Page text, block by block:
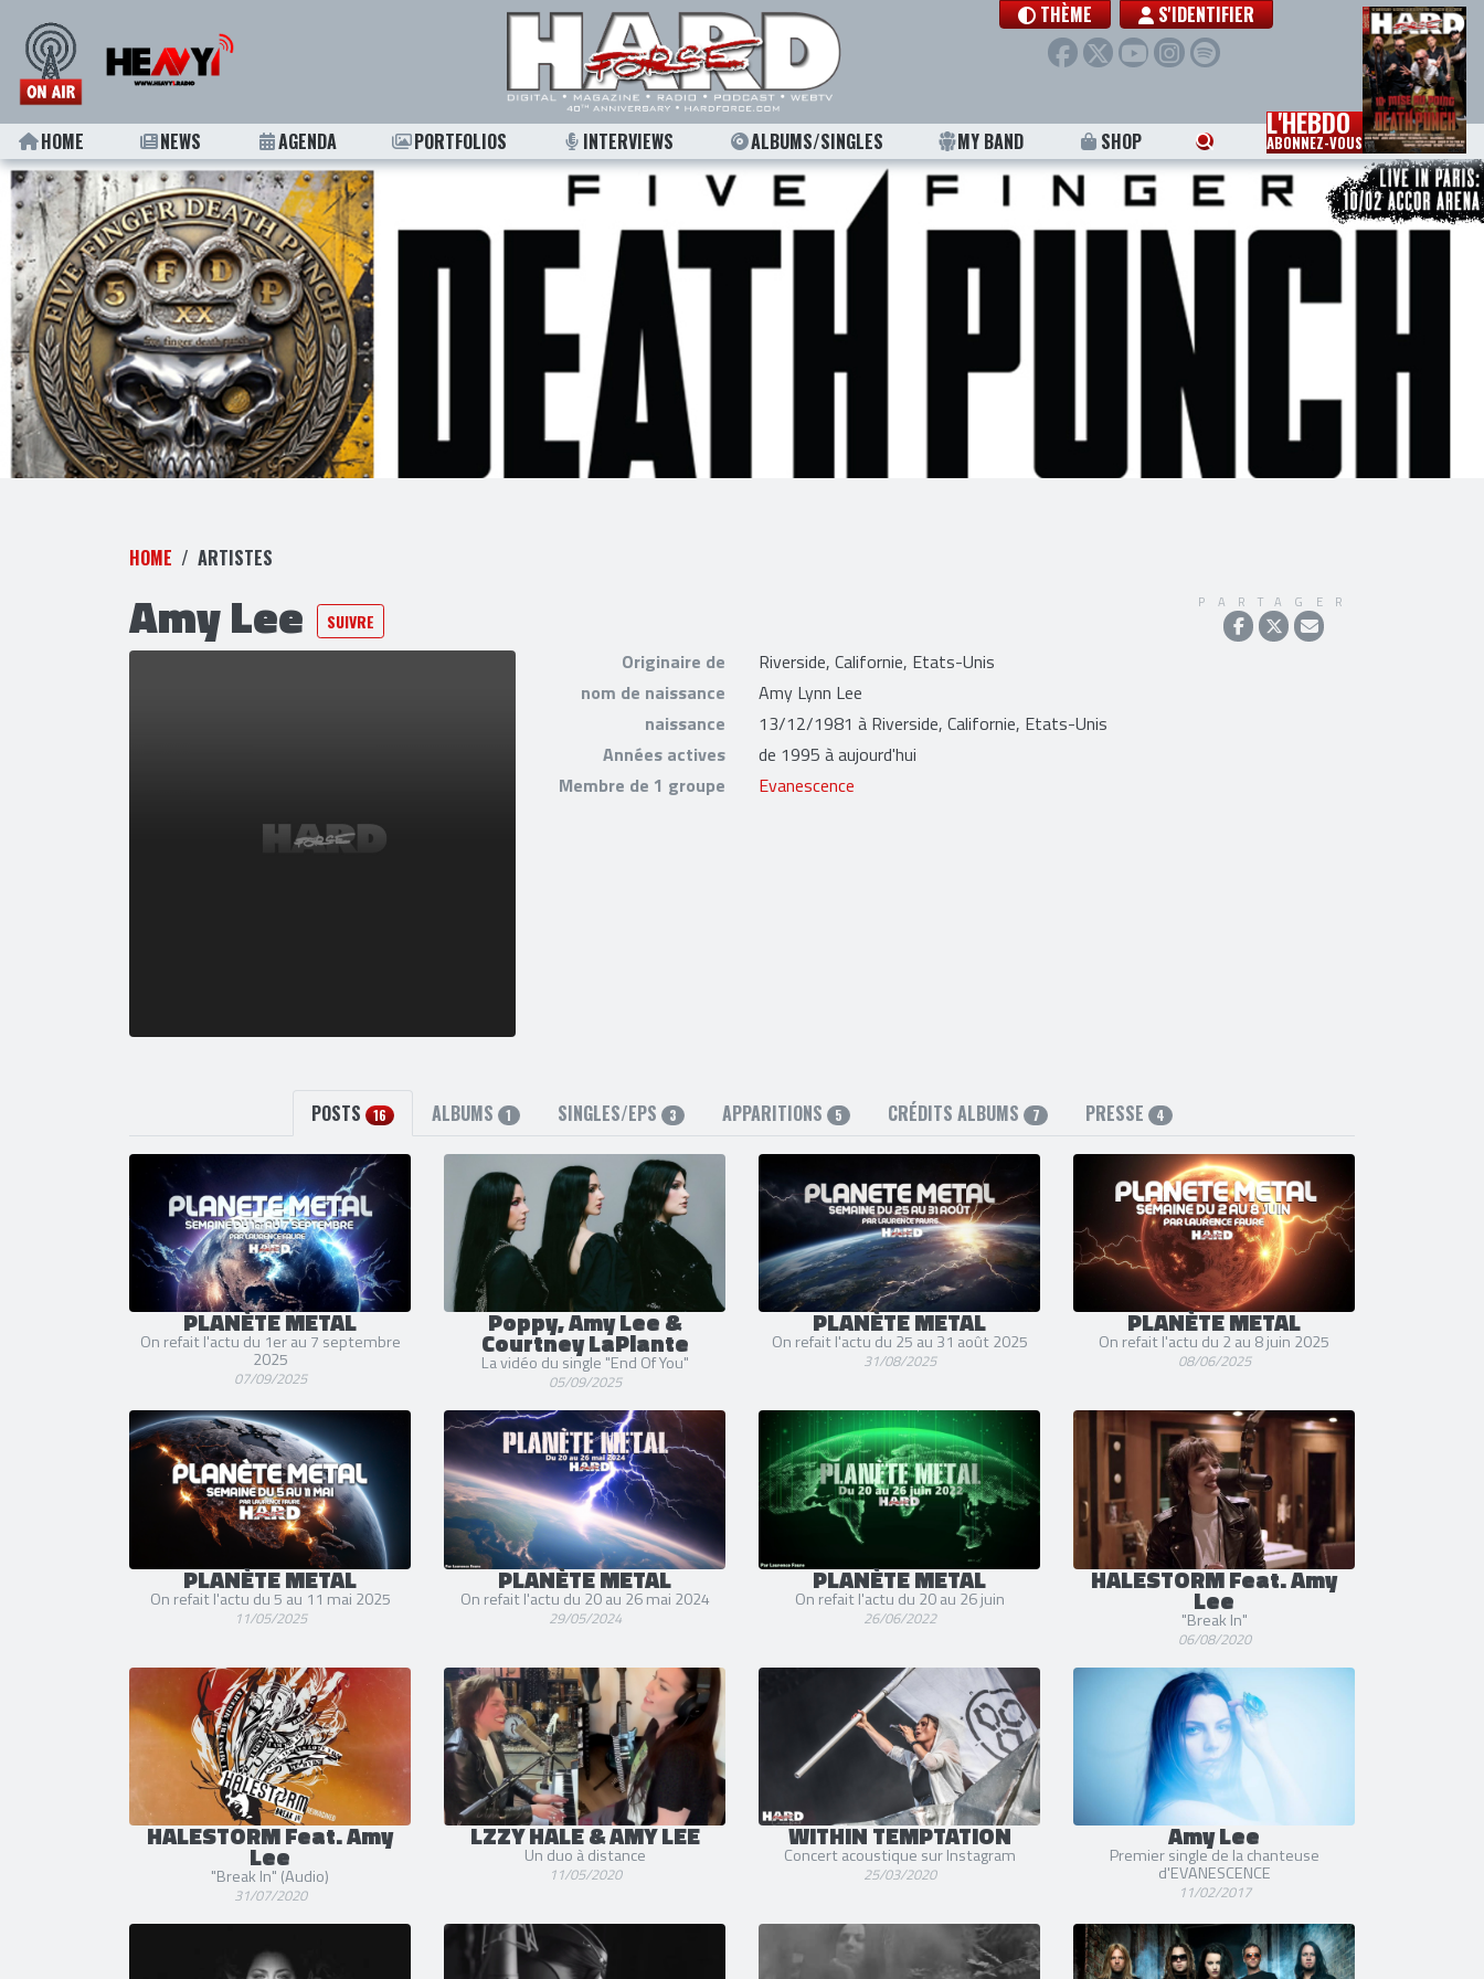
THÈME S'IDENTIFIER
HOME NEWS AGENDA PORTFOLIOS INTERVIEWS ALBUMS/SINGLES MY BAND SHOP L'HEBDO
ABONNEZ-VOUS
HOME ARTISTES
Amy Lee SUIVRE
PARTAGER
Originaire de
Riverside, Californie, Etats-Unis
nom de naissance
Amy Lynn Lee
naissance
13/12/1981 à Riverside, Californie, Etats-Unis
Années actives
de 1995 à aujourd'hui
Membre de 1 groupe
Evanescence
POSTS 16 ALBUMS 1 SINGLES/EPS 3 APPARITIONS 5 CRÉDITS ALBUMS 7 PRESSE 4
PLANÈTE METAL
On refait l'actu du 1er au 7 septembre
2025
07/09/2025
Poppy, Amy Lee &
Courtney LaPlante
La vidéo du single "End Of You"
05/09/2025
PLANÈTE METAL
On refait l'actu du 25 au 31 août 2025
31/08/2025
PLANÈTE METAL
On refait l'actu du 2 au 8 juin 2025
08/06/2025
PLANÈTE METAL
On refait l'actu du 5 au 11 mai 2025
11/05/2025
PLANÈTE METAL
On refait l'actu du 20 au 26 mai 2024
29/05/2024
PLANÈTE METAL
On refait l'actu du 20 au 26 juin
26/06/2022
HALESTORM Feat. Amy
Lee
"Break In"
06/08/2020
HALESTORM Feat. Amy
Lee
"Break In" (Audio)
31/07/2020
LZZY HALE & AMY LEE
Un duo à distance
11/05/2020
WITHIN TEMPTATION
Concert acoustique sur Instagram
25/03/2020
Amy Lee
Premier single de la chanteuse
d'EVANESCENCE
11/02/2017